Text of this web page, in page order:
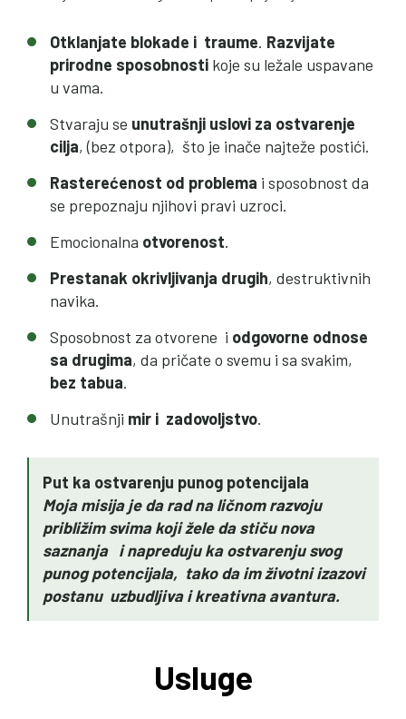
Otklanjate blokade i traume. Razvijate
prirodne sposobnosti koje su ležale uspavane
u vama.
Stvaraju se unutrašnji uslovi za ostvarenje
cilja, (bez otpora), što je inače najteže postići.
Rasterećenost od problema i sposobnost da
se prepoznaju njihovi pravi uzroci.
Emocionalna otvorenost.
Prestanak okrivljivanja drugih, destruktivnih
navika.
Sposobnost za otvorene i odgovorne odnose
sa drugima, da pričate o svemu i sa svakim,
bez tabua.
Unutrašnji mir i zadovoljstvo.
Put ka ostvarenju punog potencijala
Moja misija je da rad na ličnom razvoju
približim svima koji žele da stiču nova
saznanja i napreduju ka ostvarenju svog
punog potencijala, tako da im životni izazovi
postanu uzbudljiva i kreativna avantura.
Usluge